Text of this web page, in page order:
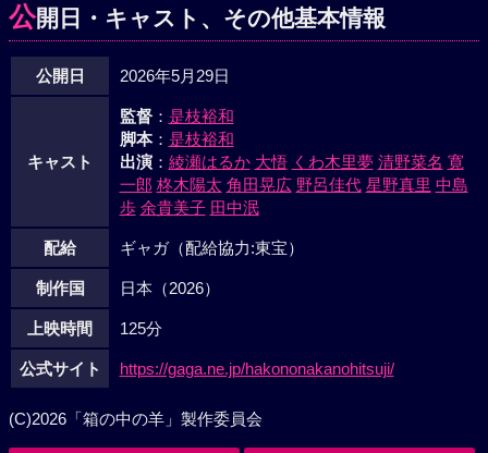
公開日・キャスト、その他基本情報
公開日 2026年5月29日
キャスト
監督：是枝裕和
脚本：是枝裕和
出演：綾瀬はるか 大悟 くわ木里夢 清野菜名 寛
一郎 柊木陽太 角田晃広 野呂佳代 星野真里 中島
歩 余貴美子 田中泯
配給 ギャガ（配給協力:東宝）
制作国 日本（2026）
上映時間 125分
公式サイト https://gaga.ne.jp/hakononakanohitsuji/
(C)2026「箱の中の羊」製作委員会